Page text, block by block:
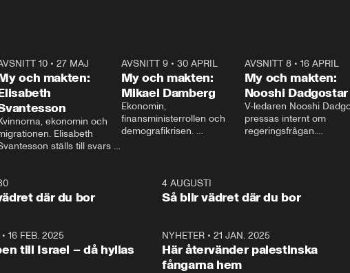
10 •27 MAJ
och makten:
ekonomin och
Elisabeth
ställs till svars
AVSNITT 9• 30 APRIL
My och makten:
Mikael Damberg
Ekonomin,
finansministerrollen och
demografikrisen.
och Makten.
AVSNITT 8• 16 APRIL
My och makten:
Nooshi Dadgostar
V-ledaren Nooshi
pressas internt om
regeringsfrågan.
– Vi ställer upp i val. Ska
vara med så sitter vi
1:06
där du bor
4 AUGUSTI
Så blir vädret där du bor
16 FEB. 2025
till Israel – då hyllas
NYHETER •21 JAN. 2025
Här återvänder palestinska
fångarna hem